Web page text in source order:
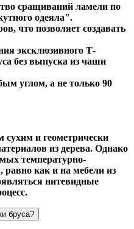
сращиваний ламели по
одеяла".
что позволяет создавать
эксклюзивного Т-
без выпуска из чаши
углом, а не только 90
и геометрически
из дерева. Однако
температурно-
как и на мебели из
нитевидные
бруса?